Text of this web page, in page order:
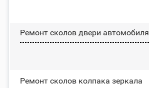
Ремонт сколов двери автомобиля
Ремонт сколов колпака зеркала